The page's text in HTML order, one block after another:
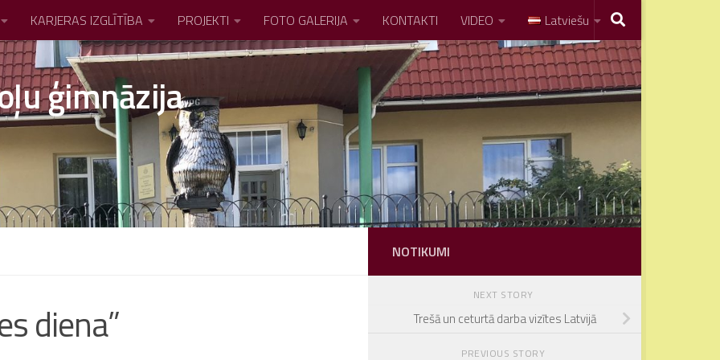
KARJERAS IZGLĪTĪBA PROJEKTI FOTO GALERIJA KONTAKTI VIDEO Latviešu
ģimnāzija
diena”
NOTIKUMI
NEXT STORY
Trešā un ceturtā darba vizītes Latvijā
PREVIOUS STORY